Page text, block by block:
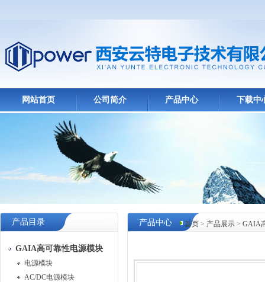
网站首页 公司简介 产品中心 下载中
产品目录
GAIA高可靠性电源模块
电源模块
AC/DC电源模块
首页 > 产品展示 > GAIA
产品中心